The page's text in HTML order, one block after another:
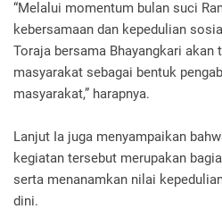
“Melalui momentum bulan suci
kebersamaan dan kepedulian
Toraja bersama Bhayangkari akan
masyarakat sebagai bentuk
masyarakat,” harapnya.
Lanjut Ia juga menyampaikan
kegiatan tersebut merupakan
serta menanamkan nilai
dini.